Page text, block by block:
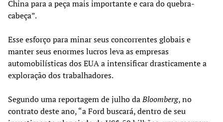
China para a peça mais importante e cara do quebra-
cabeça”.
Esse esforço para minar seus concorrentes globais e
manter seus enormes lucros leva as empresas
automobilísticas dos EUA a intensificar drasticamente a
exploração dos trabalhadores.
Segundo uma reportagem de julho daBloomberg, no
contrato deste ano, “a Ford buscará, dentro de seu